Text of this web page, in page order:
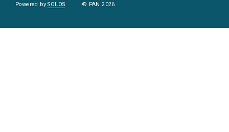
Powered bySOLOS © PAN 2026